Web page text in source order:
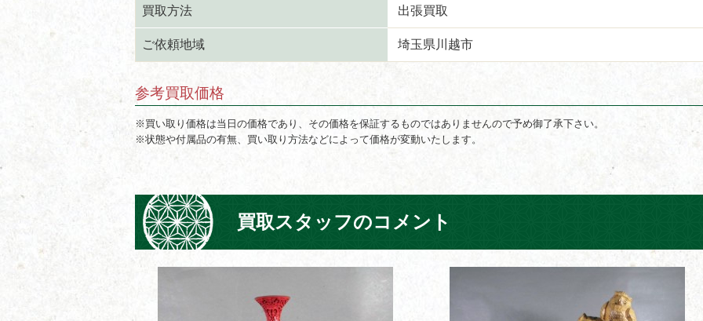
買取方法 出張買取
ご依頼地域 埼玉県川越市
参考買取価格
※買い取り価格は当日の価格であり、その価格を保証するものではありませんので予め御了承下さい。
※状態や付属品の有無、買い取り方法などによって価格が変動いたします。
買取スタッフのコメント